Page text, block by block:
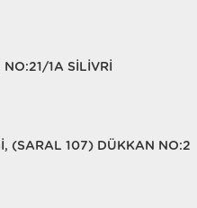
1A SİLİVRİ
(SARAL 107) DÜKKAN NO:2